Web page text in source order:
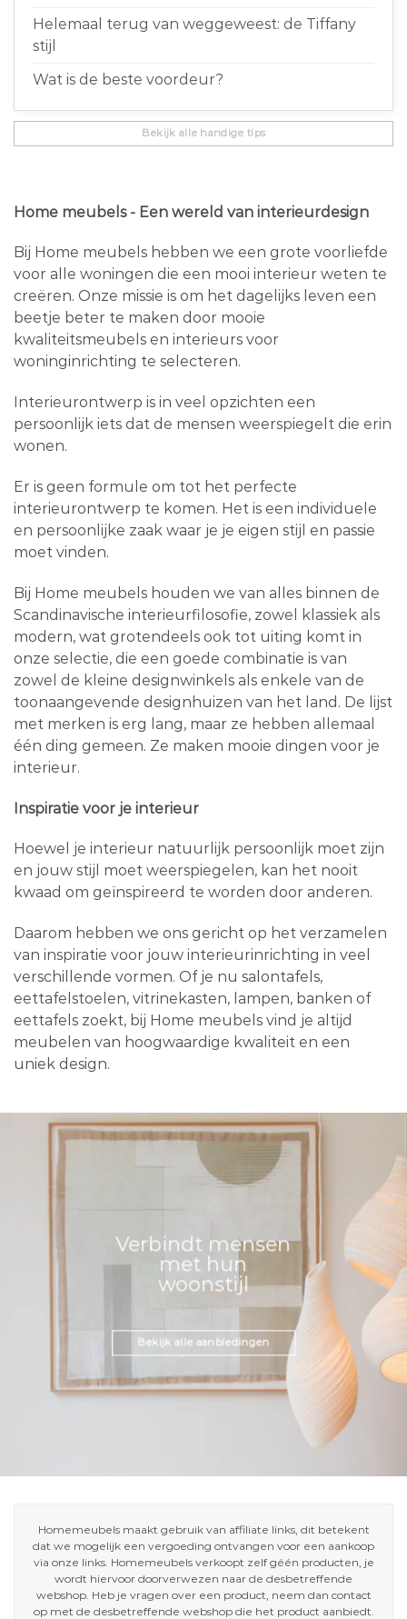
Helemaal terug van weggeweest: de Tiffany
stijl
Wat is de beste voordeur?
Bekijk alle handige tips
Home meubels - Een wereld van interieurdesign
Bij Home meubels hebben we een grote voorliefde
voor alle woningen die een mooi interieur weten te
creëren. Onze missie is om het dagelijks leven een
beetje beter te maken door mooie
kwaliteitsmeubels en interieurs voor
woninginrichting te selecteren.
Interieurontwerp is in veel opzichten een
persoonlijk iets dat de mensen weerspiegelt die erin
wonen.
Er is geen formule om tot het perfecte
interieurontwerp te komen. Het is een individuele
en persoonlijke zaak waar je je eigen stijl en passie
moet vinden.
Bij Home meubels houden we van alles binnen de
Scandinavische interieurfilosofie, zowel klassiek als
modern, wat grotendeels ook tot uiting komt in
onze selectie, die een goede combinatie is van
zowel de kleine designwinkels als enkele van de
toonaangevende designhuizen van het land. De lijst
met merken is erg lang, maar ze hebben allemaal
één ding gemeen. Ze maken mooie dingen voor je
interieur.
Inspiratie voor je interieur
Hoewel je interieur natuurlijk persoonlijk moet zijn
en jouw stijl moet weerspiegelen, kan het nooit
kwaad om geïnspireerd te worden door anderen.
Daarom hebben we ons gericht op het verzamelen
van inspiratie voor jouw interieurinrichting in veel
verschillende vormen. Of je nu salontafels,
eettafelstoelen, vitrinekasten, lampen, banken of
eettafels zoekt, bij Home meubels vind je altijd
meubelen van hoogwaardige kwaliteit en een
uniek design.
Verbindt mensen
met hun
woonstijl
Bekijk alle aanbiedingen
Homemeubels maakt gebruik van affiliate links, dit betekent
dat we mogelijk een vergoeding ontvangen voor een aankoop
via onze links. Homemeubels verkoopt zelf géén producten, je
wordt hiervoor doorverwezen naar de desbetreffende
webshop. Heb je vragen over een product, neem dan contact
op met de desbetreffende webshop die het product aanbiedt.